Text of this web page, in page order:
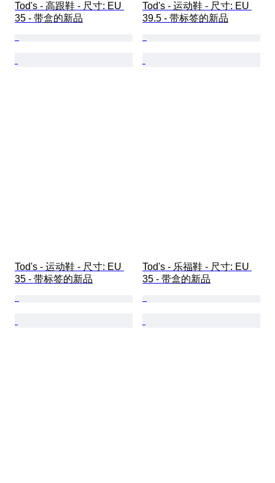
Tod's - 高跟鞋 - 尺寸: EU
35 - 带盒的新品
Tod's - 运动鞋 - 尺寸: EU
39.5 - 带标签的新品
Tod's - 运动鞋 - 尺寸: EU
35 - 带标签的新品
Tod's - 乐福鞋 - 尺寸: EU
35 - 带盒的新品